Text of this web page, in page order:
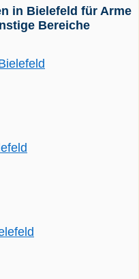
in Bielefeld für Arme
Bereiche